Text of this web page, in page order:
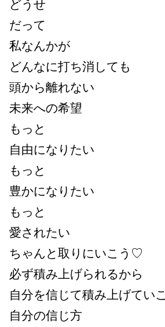
どうせ
だって
私なんかが
どんなに打ち消しても
頭から離れない
未来への希望
もっと
自由になりたい
もっと
豊かになりたい
もっと
愛されたい
ちゃんと取りにいこう♡
必ず積み上げられるから
自分を信じて積み上げていこ
自分の信じ方